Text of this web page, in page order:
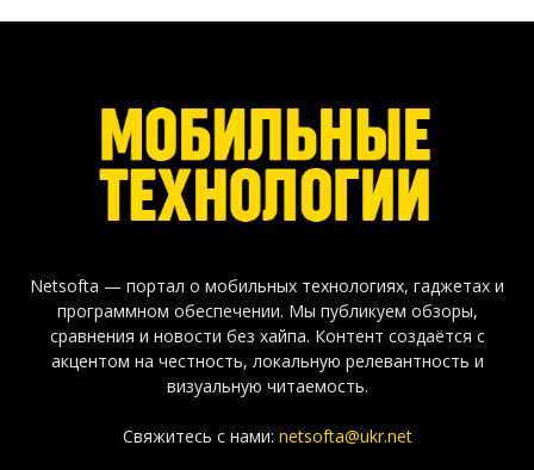
Netsofta — портал о мобильных технологиях, гаджетах и
программном обеспечении. Мы публикуем обзоры,
сравнения и новости без хайпа. Контент создаётся с
акцентом на честность, локальную релевантность и
визуальную читаемость.
Свяжитесь с нами: netsofta@ukr.net